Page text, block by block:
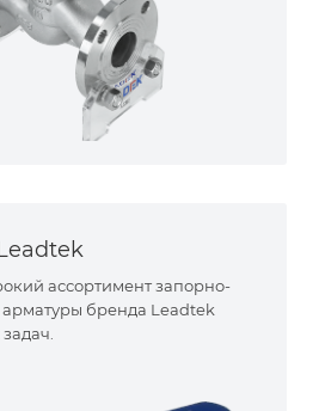
ассортимент запорно-
бренда Leadtek